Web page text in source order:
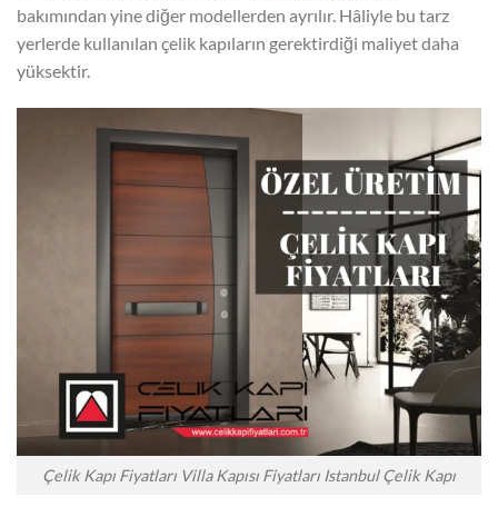
bakımından yine diğer modellerden ayrılır. Hâliyle bu tarz
yerlerde kullanılan çelik kapıların gerektirdiği maliyet daha
yüksektir.
Çelik Kapı Fiyatları Villa Kapısı Fiyatları Istanbul Çelik Kapı